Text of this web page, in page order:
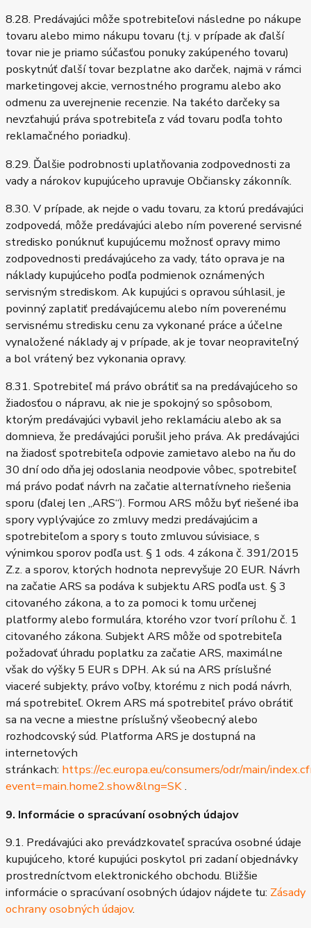
8.28. Predávajúci môže spotrebiteľovi následne po nákupe
tovaru alebo mimo nákupu tovaru (t.j. v prípade ak ďalší
tovar nie je priamo súčasťou ponuky zakúpeného tovaru)
poskytnúť ďalší tovar bezplatne ako darček, najmä v rámci
marketingovej akcie, vernostného programu alebo ako
odmenu za uverejnenie recenzie. Na takéto darčeky sa
nevzťahujú práva spotrebiteľa z vád tovaru podľa tohto
reklamačného poriadku).
8.29. Ďalšie podrobnosti uplatňovania zodpovednosti za
vady a nárokov kupujúceho upravuje Občiansky zákonník.
8.30. V prípade, ak nejde o vadu tovaru, za ktorú predávajúci
zodpovedá, môže predávajúci alebo ním poverené servisné
stredisko ponúknuť kupujúcemu možnosť opravy mimo
zodpovednosti predávajúceho za vady, táto oprava je na
náklady kupujúceho podľa podmienok oznámených
servisným strediskom. Ak kupujúci s opravou súhlasil, je
povinný zaplatiť predávajúcemu alebo ním poverenému
servisnému stredisku cenu za vykonané práce a účelne
vynaložené náklady aj v prípade, ak je tovar neopraviteľný
a bol vrátený bez vykonania opravy.
8.31. Spotrebiteľ má právo obrátiť sa na predávajúceho so
žiadosťou o nápravu, ak nie je spokojný so spôsobom,
ktorým predávajúci vybavil jeho reklamáciu alebo ak sa
domnieva, že predávajúci porušil jeho práva. Ak predávajúci
na žiadosť spotrebiteľa odpovie zamietavo alebo na ňu do
30 dní odo dňa jej odoslania neodpovie vôbec, spotrebiteľ
má právo podať návrh na začatie alternatívneho riešenia
sporu (ďalej len „ARS“). Formou ARS môžu byť riešené iba
spory vyplývajúce zo zmluvy medzi predávajúcim a
spotrebiteľom a spory s touto zmluvou súvisiace, s
výnimkou sporov podľa ust. § 1 ods. 4 zákona č. 391/2015
Z.z. a sporov, ktorých hodnota neprevyšuje 20 EUR. Návrh
na začatie ARS sa podáva k subjektu ARS podľa ust. § 3
citovaného zákona, a to za pomoci k tomu určenej
platformy alebo formulára, ktorého vzor tvorí prílohu č. 1
citovaného zákona. Subjekt ARS môže od spotrebiteľa
požadovať úhradu poplatku za začatie ARS, maximálne
však do výšky 5 EUR s DPH. Ak sú na ARS príslušné
viaceré subjekty, právo voľby, ktorému z nich podá návrh,
má spotrebiteľ. Okrem ARS má spotrebiteľ právo obrátiť
sa na vecne a miestne príslušný všeobecný alebo
rozhodcovský súd. Platforma ARS je dostupná na
internetových
stránkach: https://ec.europa.eu/consumers/odr/main/
event=main.home2.show&lng=SK.
9. Informácie o spracúvaní osobných údajov
9.1. Predávajúci ako prevádzkovateľ spracúva osobné údaje
kupujúceho, ktoré kupujúci poskytol pri zadaní objednávky
prostredníctvom elektronického obchodu. Bližšie
informácie o spracúvaní osobných údajov nájdete tu: Zásady
ochrany osobných údajov.